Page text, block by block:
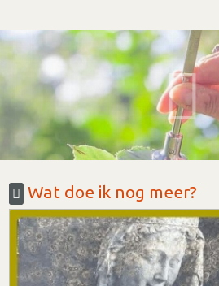
Wat doe ik nog meer?